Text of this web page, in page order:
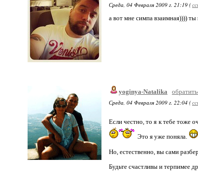
Среда, 04 Февраля 2009 г. 21:19 (
а вот мне симпа взаимная)))) ты
yoginya-Natalika
Среда, 04 Февраля 2009 г. 22:04 (
Если честно, то я к тебе тоже
Это я уже поняла.
Но, естественно, вы сами
Будьте счастливы и терпимее